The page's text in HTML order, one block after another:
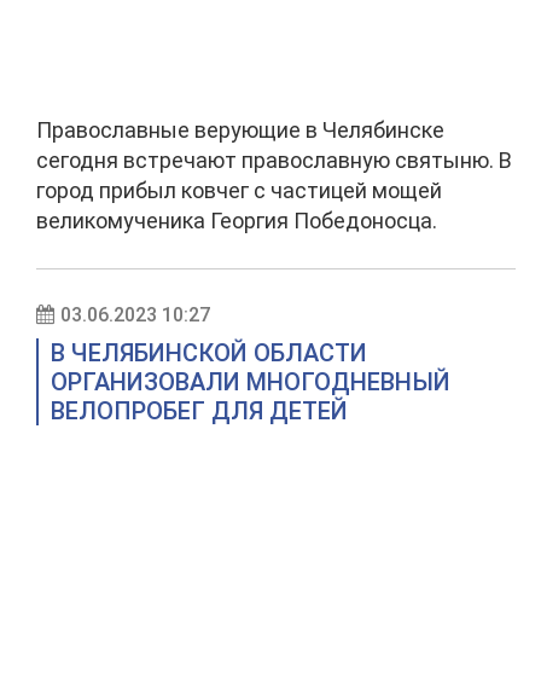
Православные верующие в Челябинске
сегодня встречают православную святыню. В
город прибыл ковчег с частицей мощей
великомученика Георгия Победоносца.
03.06.2023 10:27
В ЧЕЛЯБИНСКОЙ ОБЛАСТИ
ОРГАНИЗОВАЛИ МНОГОДНЕВНЫЙ
ВЕЛОПРОБЕГ ДЛЯ ДЕТЕЙ